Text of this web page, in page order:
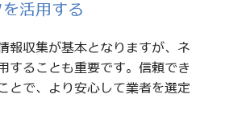
活用する
報収集が基本となりますが、ネ
することも重要です。信頼でき
とで、より安心して業者を選定